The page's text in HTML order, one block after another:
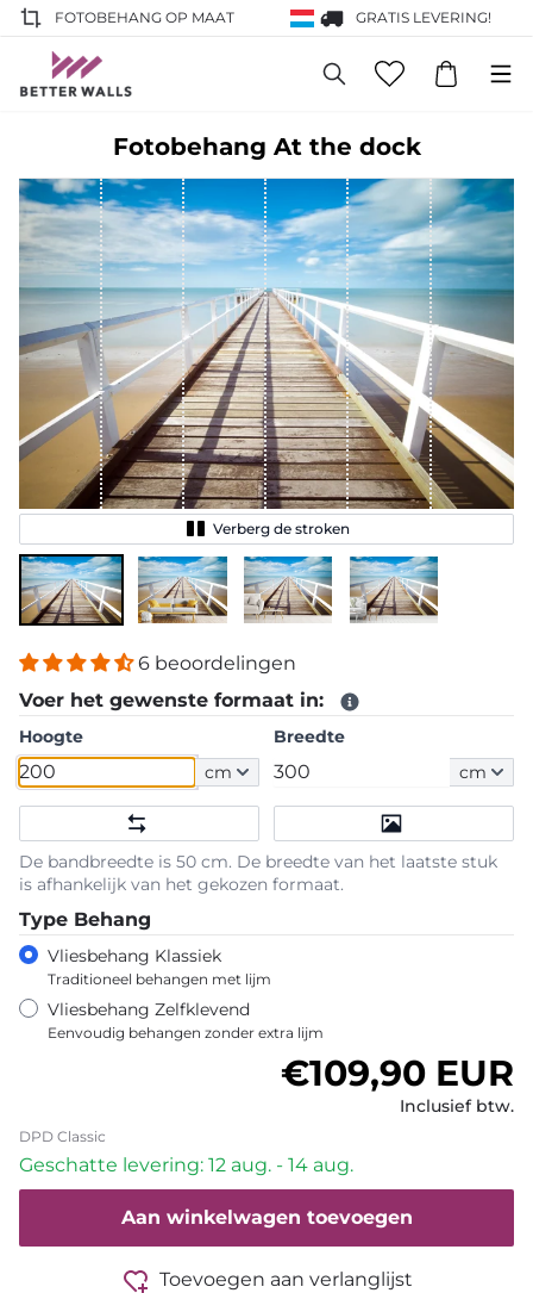
FOTOBEHANG OP MAAT GRATIS LEVERING!
Fotobehang At the dock
Verberg de stroken
6 beoordelingen
Voer het gewenste formaat in:
Hoogte
cm
Breedte
cm
De bandbreedte is 50 cm. De breedte van het laatste stuk
is afhankelijk van het gekozen formaat.
Type Behang
Vliesbehang Klassiek
Traditioneel behangen met lijm
Vliesbehang Zelfklevend
Eenvoudig behangen zonder extra lijm
Normale prijs
€109,90 EUR
Inclusief btw.
DPD Classic
Geschatte levering: 12 aug. - 14 aug.
Aan winkelwagen toevoegen
Toevoegen aan verlanglijst